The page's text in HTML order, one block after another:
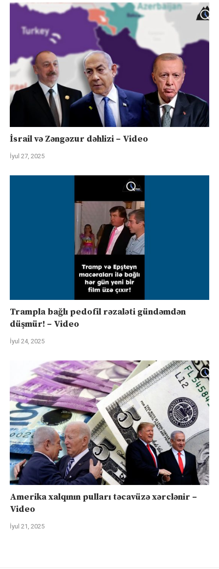
İsrail və Zəngəzur dəhlizi – Video
İyul 27, 2025
Trampla bağlı pedofil rəzaləti gündəmdən
düşmür! – Video
İyul 24, 2025
Amerika xalqının pulları təcavüzə xərclənir –
Video
İyul 21, 2025